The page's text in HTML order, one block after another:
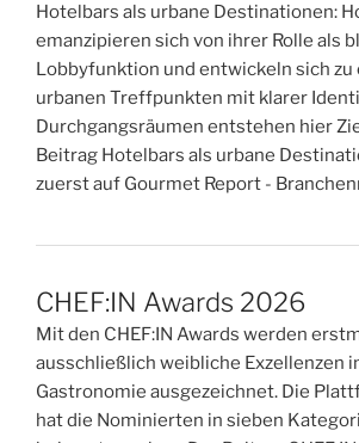
Hotelbars als urbane Destinationen:
emanzipieren sich von ihrer Rolle als
Lobbyfunktion und entwickeln sich
urbanen Treffpunkten mit klarer
Durchgangsräumen entstehen hier
Beitrag Hotelbars als urbane
zuerst auf Gourmet Report -
CHEF:IN Awards 2026
Mit den CHEF:IN Awards werden
ausschließlich weibliche Exzellenzen
Gastronomie ausgezeichnet. Die
hat die Nominierten in sieben